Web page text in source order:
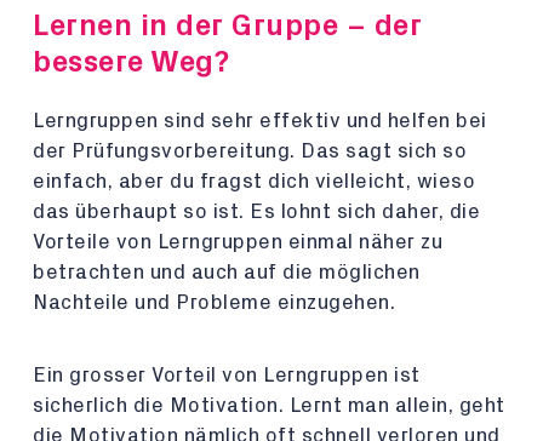
Lernen in der Gruppe – der
bessere Weg?
Lerngruppen sind sehr effektiv und helfen bei
der Prüfungsvorbereitung. Das sagt sich so
einfach, aber du fragst dich vielleicht, wieso
das überhaupt so ist. Es lohnt sich daher, die
Vorteile von Lerngruppen einmal näher zu
betrachten und auch auf die möglichen
Nachteile und Probleme einzugehen.
Ein grosser Vorteil von Lerngruppen ist
sicherlich die Motivation. Lernt man allein, geht
die Motivation nämlich oft schnell verloren und